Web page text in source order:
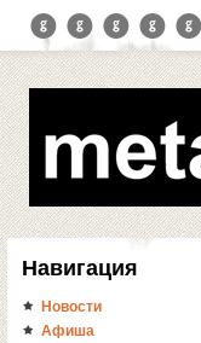
Навигация
Новости
Афиша